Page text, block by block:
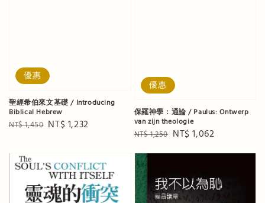
優惠
聖經希伯來文基礎 / Introducing
Biblical Hebrew
Regular
NT$ 1,450 Sale
NT$ 1,232
優惠
保羅神學：通論 / Paulus: Ontwerp
van zijn theologie
Regular
NT$ 1,250 Sale
NT$ 1,062